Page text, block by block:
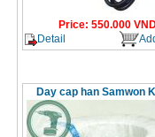
Price: 550.000
Detail
Day cap han Samwon